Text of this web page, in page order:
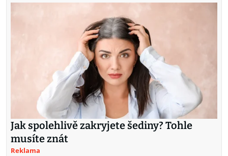
Jak spolehlivě zakryjete šediny? Tohle
musíte znát
Reklama